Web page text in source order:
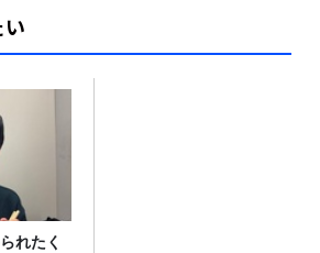
れたく